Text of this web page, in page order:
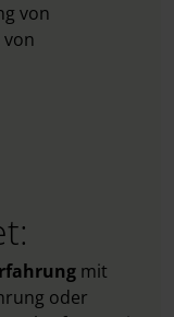
von
mit
oder